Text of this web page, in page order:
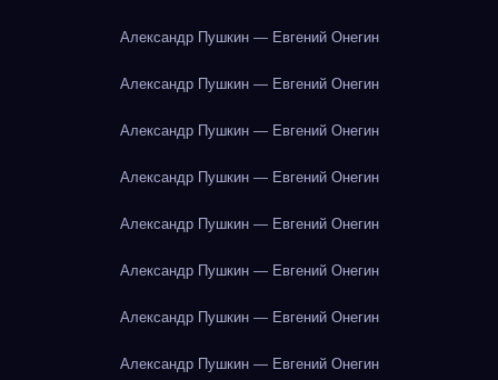
Александр Пушкин — Евгений Онегин
Александр Пушкин — Евгений Онегин
Александр Пушкин — Евгений Онегин
Александр Пушкин — Евгений Онегин
Александр Пушкин — Евгений Онегин
Александр Пушкин — Евгений Онегин
Александр Пушкин — Евгений Онегин
Александр Пушкин — Евгений Онегин